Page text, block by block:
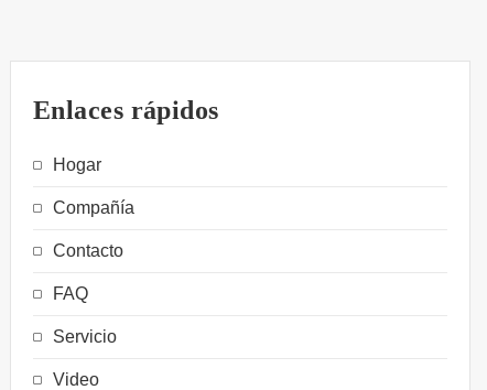
Enlaces rápidos
Hogar
Compañía
Contacto
FAQ
Servicio
Video